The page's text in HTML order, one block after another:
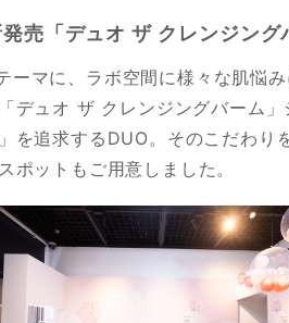
売「デュオ ザ クレンジング
マに、ラボ空間に様々な肌悩
デュオ ザ クレンジングバーム
を追求するDUO。そのこだわ
ポットもご用意しました。